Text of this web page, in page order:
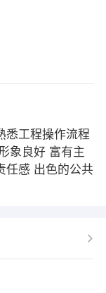
悉工程操作流程
象良好 富有主
任感 出色的公共